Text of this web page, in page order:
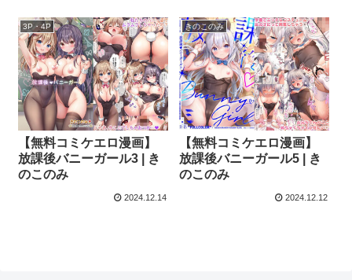
3P・4P
【無料コミケエロ漫画】
放課後バニーガール3 | き
のこのみ
2024.12.14
きのこのみ
【無料コミケエロ漫画】
放課後バニーガール5 | き
のこのみ
2024.12.12